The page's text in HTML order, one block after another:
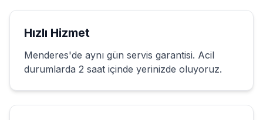
Hızlı Hizmet
Menderes'de aynı gün servis garantisi. Acil
durumlarda 2 saat içinde yerinizde oluyoruz.